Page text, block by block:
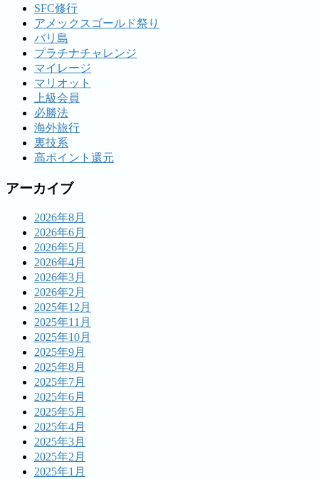
SFC修行
アメックスゴールド祭り
バリ島
プラチナチャレンジ
マイレージ
マリオット
上級会員
必勝法
海外旅行
裏技系
高ポイント還元
アーカイブ
2026年8月
2026年6月
2026年5月
2026年4月
2026年3月
2026年2月
2025年12月
2025年11月
2025年10月
2025年9月
2025年8月
2025年7月
2025年6月
2025年5月
2025年4月
2025年3月
2025年2月
2025年1月